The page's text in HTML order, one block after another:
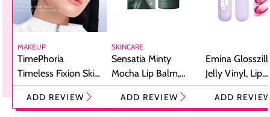
MAKEUP
TimePhoria
Timeless Fixion Skin
Tint Stick,
Foundation dan
ADD REVIEW
SKINCARE
Sensatia Minty
Mocha Lip Balm,
Pelembap Bibir
dengan Aroma
ADD REVIEW
Emina
Jelly Vinyl, Lip
Cream Glossy
Ringan
ADD